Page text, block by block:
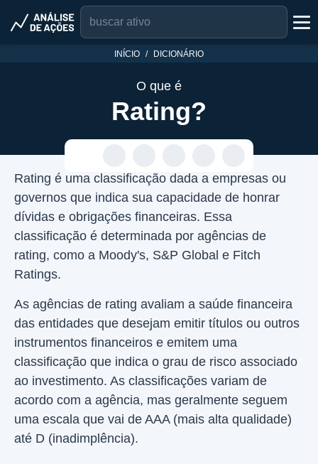
INÍCIO DICIONÁRIO
O que é
Rating?
Rating é uma classificação dada a empresas ou
governos que indica sua capacidade de honrar
dívidas e obrigações financeiras. Essa
classificação é determinada por agências de
rating, como a Moody's, S&P Global e Fitch
Ratings.
As agências de rating avaliam a saúde financeira
das entidades que desejam emitir títulos ou outros
instrumentos financeiros e emitem uma
classificação que indica o grau de risco associado
ao investimento. As classificações variam de
acordo com a agência, mas geralmente seguem
uma escala que vai de AAA (mais alta qualidade)
até D (inadimplência).